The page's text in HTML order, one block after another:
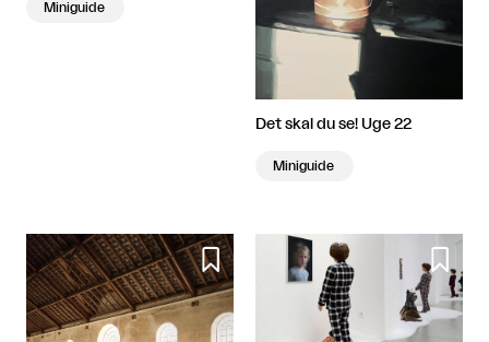
Miniguide
Det skal du se! Uge 22
Miniguide
 